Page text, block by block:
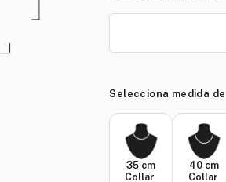
Selecciona medida
35 cm
Collar
40 cm
Collar